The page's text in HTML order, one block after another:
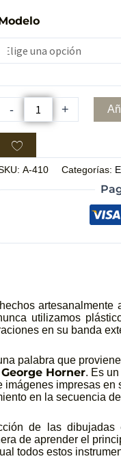
- +
A-410 Categorías:
utilizamos
en su banda
palabra que
Horner. Es
impresas en
en la secuencia
de las
de aprender el
todos estos